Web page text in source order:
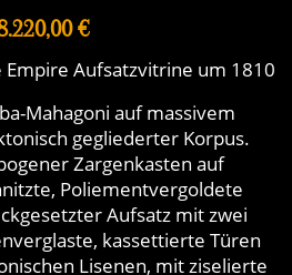
€
Empire Aufsatzvitrine um 1810
Mahagoni auf massivem
gegliederter Korpus.
Zargenkasten auf
Poliementvergoldete
Aufsatz mit zwei
kassettierte Türen
Lisenen, mit ziselierte